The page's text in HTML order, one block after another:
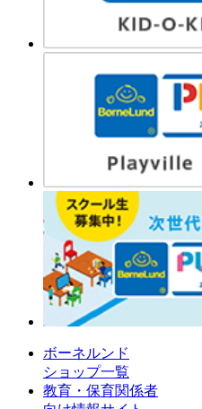
ボーネルンド
ショップ一覧
教育・保育関係者